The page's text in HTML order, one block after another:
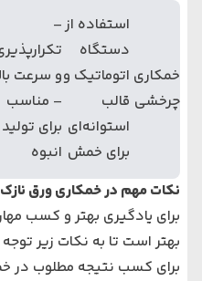
خمکاری
چرخشی
استفاده از
دستگاه
اتوماتیک و
قالب
استوانه‌ای
برای خمش
–
و سرعت
– مناسب
برای تولید
انبوه
نکات مهم در خمکاری ورق نازک
برای یادگیری بهتر و کسب
بهتر است تا به نکات زیر
برای کسب نتیجه مطلوب در